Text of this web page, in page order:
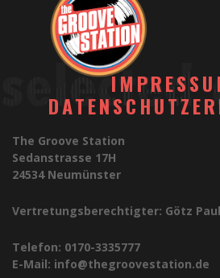
The Groove Station
Sedanstrasse 17H
24534 Neumünster
Vertretungsberechtigter: Götz
Telefon: 0170-3335777
E-Mail: info@thegroovestation.de